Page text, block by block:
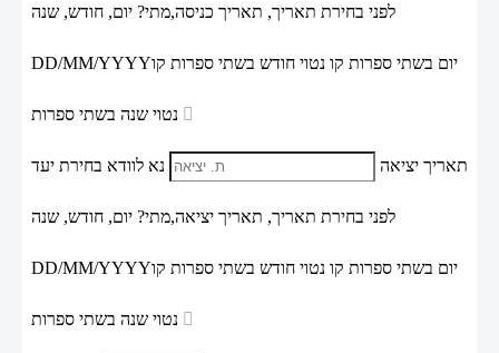
לפני בחירת תאריך, תאריך כניסה,מתי? יום, חודש, שנה
DD/MM/YYYYיום בשתי ספרות קו נטוי חודש בשתי ספרות קו
תאריך יציאה נא לוודא בחירת יעד
לפני בחירת תאריך, תאריך יציאה,מתי? יום, חודש, שנה
DD/MM/YYYYיום בשתי ספרות קו נטוי חודש בשתי ספרות קו